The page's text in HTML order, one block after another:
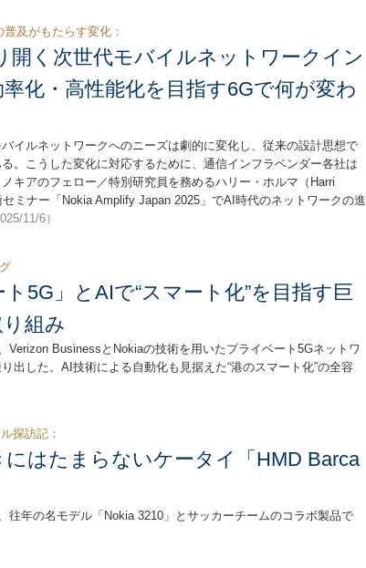
及がもたらす変化：
開く次世代モバイルネットワークイン
化・高性能化を目指す6Gで何が変わ
イルネットワークへのニーズは劇的に変化し、従来の設計思想で
。こうした変化に対応するために、通信インフラベンダー各社は
キアのフェロー／特別研究員を務めるハリー・ホルマ（Harri
ミナー「Nokia Amplify Japan 2025」でAI時代のネットワークの進
11/6）
ト5G」とAIで“スマート化”を目指す巨
組み
Verizon BusinessとNokiaの技術を用いたプライベート5Gネットワ
出した。AI技術による自動化も見据えた“港のスマート化”の全容
探訪記：
はたまらないケータイ「HMD Barca
往年の名モデル「Nokia 3210」とサッカーチームのコラボ製品で